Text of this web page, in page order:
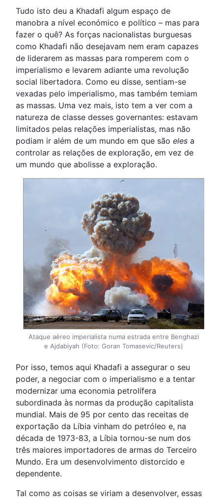
Tudo isto deu a Khadafi algum espaço de
manobra a nível económico e político – mas para
fazer o quê? As forças nacionalistas burguesas
como Khadafi não desejavam nem eram capazes
de liderarem as massas para romperem com o
imperialismo e levarem adiante uma revolução
social libertadora. Como eu disse, sentiam-se
vexadas pelo imperialismo, mas também temiam
as massas. Uma vez mais, isto tem a ver com a
natureza de classe desses governantes: estavam
limitados pelas relações imperialistas, mas não
podiam ir além de um mundo em que são eles a
controlar as relações de exploração, em vez de
um mundo que abolisse a exploração.
Ataque aéreo imperialista numa estrada entre Benghazi
e Ajdabiyah (Foto: Goran Tomasevic/Reuters)
Por isso, temos aqui Khadafi a assegurar o seu
poder, a negociar com o imperialismo e a tentar
modernizar uma economia petrolífera
subordinada às normas da produção capitalista
mundial. Mais de 95 por cento das receitas de
exportação da Líbia vinham do petróleo e, na
década de 1973-83, a Líbia tornou-se num dos
três maiores importadores de armas do Terceiro
Mundo. Era um desenvolvimento distorcido e
dependente.
Tal como as coisas se viriam a desenvolver, essas